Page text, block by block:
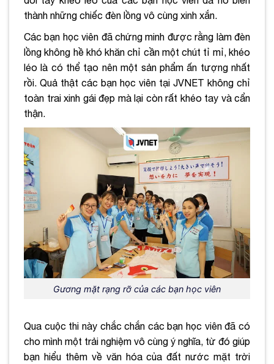
thành những chiếc đèn lồng vô cùng xinh xắn.
Các bạn học viên đã chứng minh được rằng làm đèn
lồng không hề khó khăn chỉ cần một chút tỉ mỉ, khéo
léo là có thể tạo nên một sản phẩm ấn tượng nhất
rồi. Quả thật các bạn học viên tại JVNET không chỉ
toàn trai xinh gái đẹp mà lại còn rất khéo tay và cẩn
thận.
Gương mặt rạng rỡ của các bạn học viên
Qua cuộc thi này chắc chắn các bạn học viên đã có
cho mình một trải nghiệm vô cùng ý nghĩa, từ đó giúp
bạn hiểu thêm về văn hóa của đất nước mặt trời